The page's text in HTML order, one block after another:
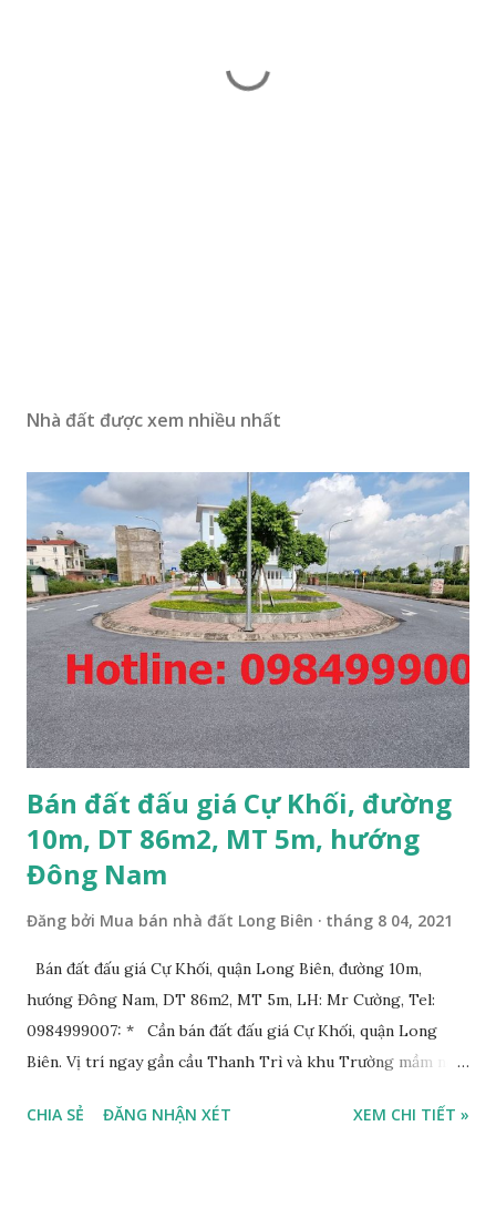
Nhà đất được xem nhiều nhất
Bán đất đấu giá Cự Khối, đường
10m, DT 86m2, MT 5m, hướng
Đông Nam
Đăng bởi Mua bán nhà đất Long Biên tháng 8 04, 2021
Bán đất đấu giá Cự Khối, quận Long Biên, đường 10m,
hướng Đông Nam, DT 86m2, MT 5m, LH: Mr Cường, Tel:
0984999007: * Cần bán đất đấu giá Cự Khối, quận Long
Biên. Vị trí ngay gần cầu Thanh Trì và khu Trường mầm non,
đấu giá phường Cự Khối, khu đấu giá mới năm 2020, hạ tầng
CHIA SẺ ĐĂNG NHẬN XÉT XEM CHI TIẾT »